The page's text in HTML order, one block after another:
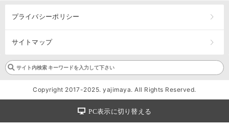
プライバシーポリシー
サイトマップ
Copyright 2017-2025. yajimaya. All Rights Reserved.
PC表示に切り替える